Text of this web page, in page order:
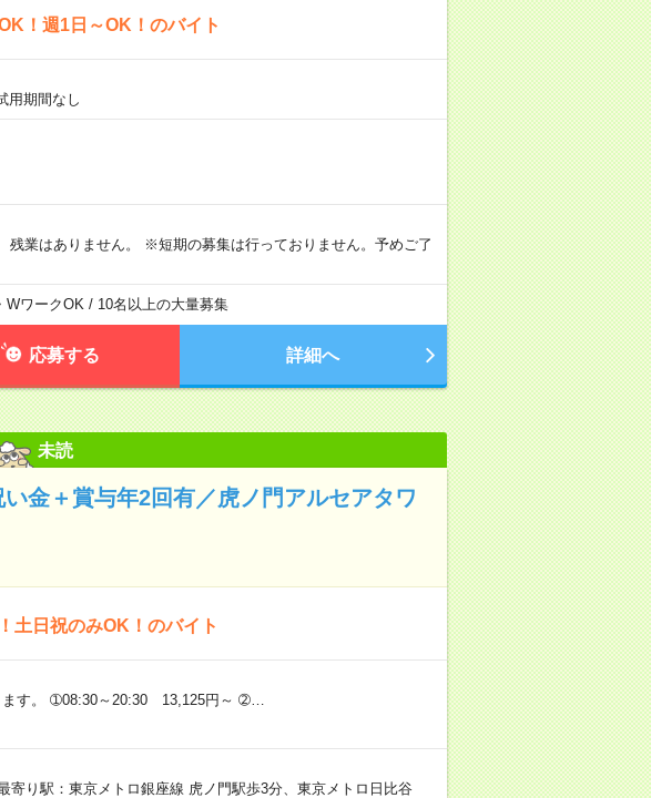
！週1日～OK！のバイト
用期間なし
残業はありません。 ※短期の募集は行っておりません。予めご了
ワークOK / 10名以上の大量募集
応募する 詳細へ
未読
金＋賞与年2回有／虎ノ門アルセアタワ
土日祝のみOK！のバイト
ます。 ➀08:30～20:30 13,125円～ ➁…
寄り駅：東京メトロ銀座線 虎ノ門駅歩3分、東京メトロ日比谷